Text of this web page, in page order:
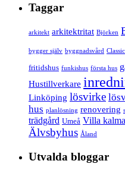
Taggar
arkitekt arkitektritat Björken
bygger själv byggnadsvård
fritidshus funkishus första hus
Hustillverkare
Linköping lösvirke
hus planlösning renovering
trädgård Umeå Villa
Älvsbyhus Åland
Utvalda bloggar